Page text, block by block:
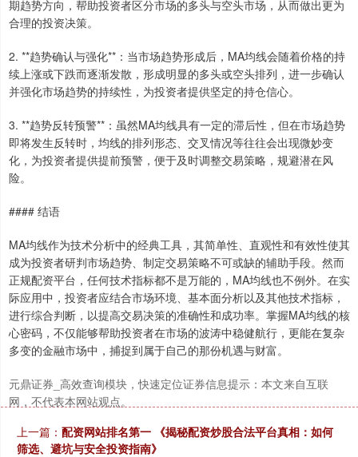
期趋势方向，帮助投资者区分市场的多头与空头市场，从而做出更为
合理的投资决策。
2. **趋势确认与强化**：当市场趋势形成后，MA均线会随着价格的持
续上涨或下跌而逐渐发散，形成明显的多头或空头排列，进一步确认
并强化市场趋势的持续性，为投资者提供坚定的持仓信心。
3. **趋势反转预警**：虽然MA均线具有一定的滞后性，但在市场趋势
即将发生反转时，均线的排列形态、交叉情况等往往会出现微妙变
化，为投资者提供提前预警，便于及时调整交易策略，规避潜在风
险。
#### 结语
MA均线作为技术分析中的经典工具，其简单性、直观性和有效性使其
成为投资者研判市场趋势、制定交易策略不可或缺的辅助手段。然而
正规配资平台，任何技术指标都不是万能的，MA均线也不例外。在实
际应用中，投资者应结合市场环境、基本面分析以及其他技术指标，
进行综合判断，以提高交易决策的准确性和成功率。掌握MA均线的核
心密码，不仅能够帮助投资者在市场的波涛中稳健航行，更能在复杂
多变的金融市场中，捕捉到属于自己的那份机遇与财富。
元鼎证券_高效查询模块，快速定位证券信息提示：本文来自互联
网，不代表本网站观点。
上一篇： 配资网站排名第一 《揭秘配资炒股合法平台真相：如何
筛选、避坑与安全投资指南》
北证50 1126.72 -7.53 -0.66%
创业板指 3506.04